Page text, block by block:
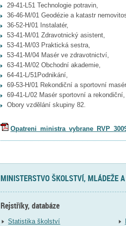
29-41-L51 Technologie potravin,
36-46-M/01 Geodézie a katastr
36-52-H/01 Instalatér,
53-41-M/01 Zdravotnický asistent,
53-41-M/03 Praktická sestra,
53-41-M/04 Masér ve zdravotnictví,
63-41-M/02 Obchodní akademie,
64-41-L/51Podnikání,
69-53-H/01 Rekondiční a sportovní
69-41-L/02 Masér sportovní a rekondiční,
Obory vzdělání skupiny 82.
MINISTERSTVO ŠKOLSTVÍ, MLÁDEŽE
Rejstříky, databáze
Statistika školství